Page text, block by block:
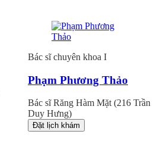
Bác sĩ chuyên khoa I
Phạm Phương Thảo
Bác sĩ Răng Hàm Mặt (216 Trần
Duy Hưng)
Đặt lịch khám